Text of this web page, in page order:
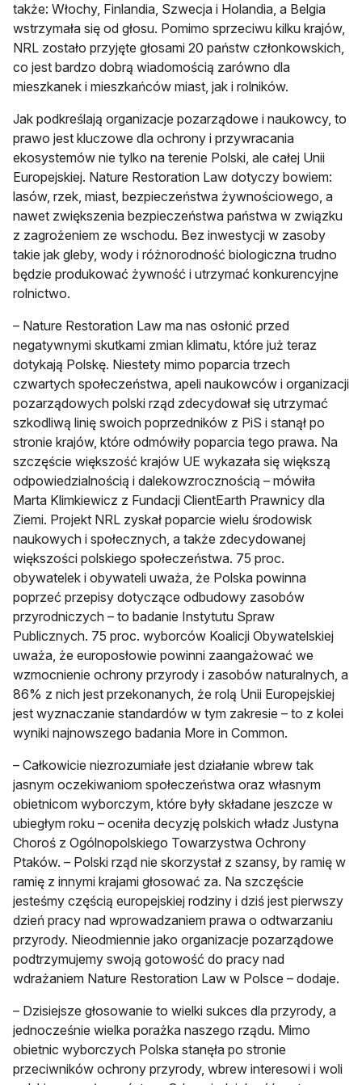
także: Włochy, Finlandia, Szwecja i Holandia, a Belgia
wstrzymała się od głosu. Pomimo sprzeciwu kilku krajów,
NRL zostało przyjęte głosami 20 państw członkowskich,
co jest bardzo dobrą wiadomością zarówno dla
mieszkanek i mieszkańców miast, jak i rolników.
Jak podkreślają organizacje pozarządowe i naukowcy, to
prawo jest kluczowe dla ochrony i przywracania
ekosystemów nie tylko na terenie Polski, ale całej Unii
Europejskiej. Nature Restoration Law dotyczy bowiem:
lasów, rzek, miast, bezpieczeństwa żywnościowego, a
nawet zwiększenia bezpieczeństwa państwa w związku
z zagrożeniem ze wschodu. Bez inwestycji w zasoby
takie jak gleby, wody i różnorodność biologiczna trudno
będzie produkować żywność i utrzymać konkurencyjne
rolnictwo.
– Nature Restoration Law ma nas osłonić przed
negatywnymi skutkami zmian klimatu, które już teraz
dotykają Polskę. Niestety mimo poparcia trzech
czwartych społeczeństwa, apeli naukowców i organizacji
pozarządowych polski rząd zdecydował się utrzymać
szkodliwą linię swoich poprzedników z PiS i stanął po
stronie krajów, które odmówiły poparcia tego prawa. Na
szczęście większość krajów UE wykazała się większą
odpowiedzialnością i dalekowzrocznością – mówiła
Marta Klimkiewicz z Fundacji ClientEarth Prawnicy dla
Ziemi. Projekt NRL zyskał poparcie wielu środowisk
naukowych i społecznych, a także zdecydowanej
większości polskiego społeczeństwa. 75 proc.
obywatelek i obywateli uważa, że Polska powinna
poprzeć przepisy dotyczące odbudowy zasobów
przyrodniczych – to badanie Instytutu Spraw
Publicznych. 75 proc. wyborców Koalicji Obywatelskiej
uważa, że europosłowie powinni zaangażować we
wzmocnienie ochrony przyrody i zasobów naturalnych, a
86% z nich jest przekonanych, że rolą Unii Europejskiej
jest wyznaczanie standardów w tym zakresie – to z kolei
wyniki najnowszego badania More in Common.
– Całkowicie niezrozumiałe jest działanie wbrew tak
jasnym oczekiwaniom społeczeństwa oraz własnym
obietnicom wyborczym, które były składane jeszcze w
ubiegłym roku – oceniła decyzję polskich władz Justyna
Choroś z Ogólnopolskiego Towarzystwa Ochrony
Ptaków. – Polski rząd nie skorzystał z szansy, by ramię w
ramię z innymi krajami głosować za. Na szczęście
jesteśmy częścią europejskiej rodziny i dziś jest pierwszy
dzień pracy nad wprowadzaniem prawa o odtwarzaniu
przyrody. Nieodmiennie jako organizacje pozarządowe
podtrzymujemy swoją gotowość do pracy nad
wdrażaniem Nature Restoration Law w Polsce – dodaje.
– Dzisiejsze głosowanie to wielki sukces dla przyrody, a
jednocześnie wielka porażka naszego rządu. Mimo
obietnic wyborczych Polska stanęła po stronie
przeciwników ochrony przyrody, wbrew interesowi i woli